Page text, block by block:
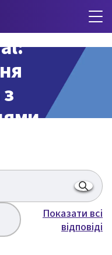
Показати всі
відповіді